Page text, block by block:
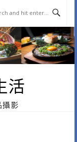
活
攝影